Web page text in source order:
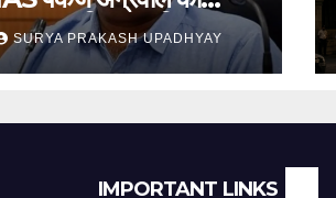
याचिका खारिज
SURYA PRAKASH UPADHYAY
IMPORTANT LINKS